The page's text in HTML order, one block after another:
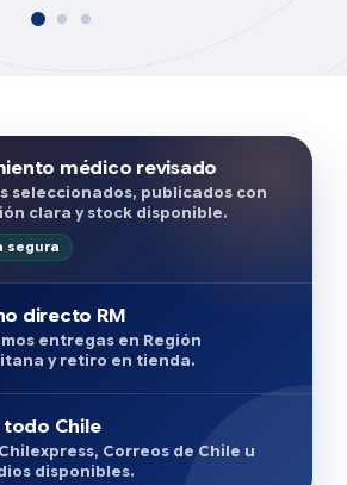
médico revisado
seleccionados, publicados con
clara y stock disponible.
segura
directo RM
entregas en Región
y retiro en tienda.
todo Chile
Correos de Chile u
disponibles.